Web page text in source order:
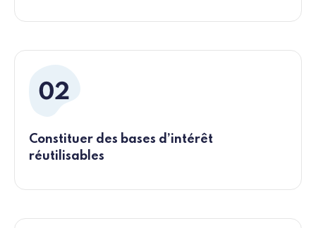
Constituer des bases d’intérêt
réutilisables